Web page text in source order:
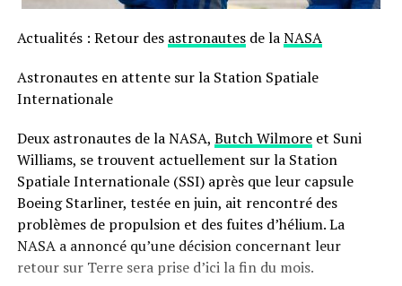
Actualités : Retour des astronautesde laNASA
Astronautes en attente sur la Station Spatiale
Internationale
Deux astronautes de la NASA, Butch Wilmoreet Suni
Williams, se trouvent actuellement sur la Station
Spatiale Internationale (SSI) après que leur capsule
Boeing Starliner, testée en juin, ait rencontré des
problèmes de propulsion et des fuites d’hélium. La
NASA a annoncé qu’une décision concernant leur
retour sur Terre sera prise d’ici la fin du mois.